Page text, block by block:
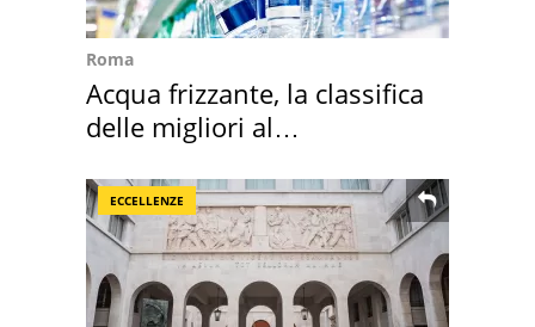
Roma
Acqua frizzante, la classifica
delle migliori al
ECCELLENZE